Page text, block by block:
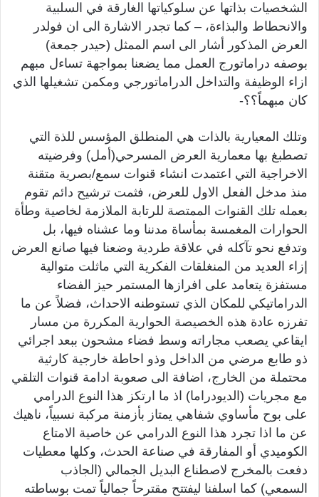
الشخصيات بذاتها عن سلوكياتها الغارقة في السلبية
والانحطاط والبذاءة، – كما تجدر الاشارة الى ان فولدر
العرض المذكور أشار الى اسم الممثل (حيدر جمعة)
بوصفه دراماتورج العمل مما يضعنا بمواجهة تساءل مبهم
ازاء الوظيفة والتداخل الدراماتورجي ومكمن تشغيلها الذي
كان مبهماً؟؟-
وتلك المعيارية بالذات هي المنطلق المؤسس للذة التي
تصطبغ بها معمارية العرض المسرحي(أمل) وفرضيته
الاخراجية التي اعتمدت انشاء قنوات سمع/بصرية متقنة
منذ مدخل الفعل الاول للعرض، فثمت ترشيح دائم تقوم
بعمله تلك القنوات الممتصة للرتابة الملازمة لخاصية وطأة
الحوارات المغمسة بمأساة مدننا وما عشناه فيها، بل
وتدفع نحو تآكله في علاقة طردية وضعنا فيها صانع العرض
إزاء العديد من المنغلقات الفكرية التي ماثلت متوالية
مستفزة يتعامد على افرازها المستمر حيز الفضاء
الدراماتيكي للمكان الذي تستوطنه الاحداث، فضلاً عن ما
تفرزه عادة هذه الخصيصة الحوارية المكررة من مسار
ايقاعي يصعب مجاراته وسط فضاء مشحون ببعد اجرائي
ذو طابع مرضي من الداخل وذو احاطة خارجية كارثية
محتملة من الخارج، اضافة الى صعوبة ادامة قنوات التلقي
مع مجريات (الديودراما) اذ ما ارتكز هذا النوع الدرامي
على بوح مأساوي شفاهي يمتاز بأزمنة مركبة نسبياً، ناهيك
عن ما اذا تجرد هذا النوع الدرامي عن خاصية الامتاع
الكوميدي أو المفارقة في صناعة الحدث، وكلها معطيات
دفعت بالمخرج لاصطناع البديل الجمالي (الجاذب
السمعي) كما اسلفنا ليفتتح مقترحاً جمالياً تمت بوساطته